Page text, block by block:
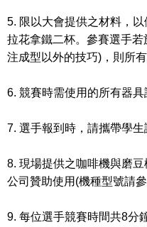
5. 限以大會提供之材料，
拉花拿鐵二杯。參賽選手
注成型以外的技巧)，則所
6. 競賽時需使用的所有器具
7. 選手報到時，請攜帶學生
8. 現場提供之咖啡機與磨
公司贊助使用(機種型號請
9. 每位選手競賽時間共8分